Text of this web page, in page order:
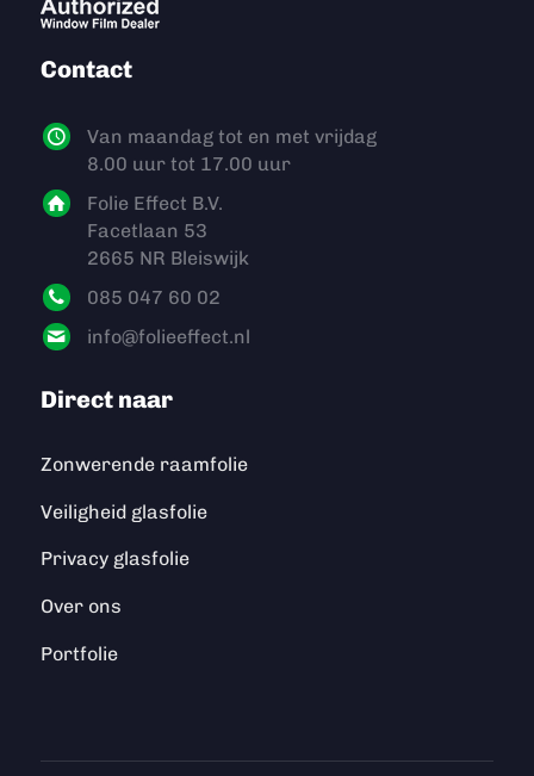
Contact
Van maandag tot en met vrijdag
8.00 uur tot 17.00 uur
Folie Effect B.V.
Facetlaan 53
2665 NR Bleiswijk
085 047 60 02
info@folieeffect.nl
Direct naar
Zonwerende raamfolie
Veiligheid glasfolie
Privacy glasfolie
Over ons
Portfolie